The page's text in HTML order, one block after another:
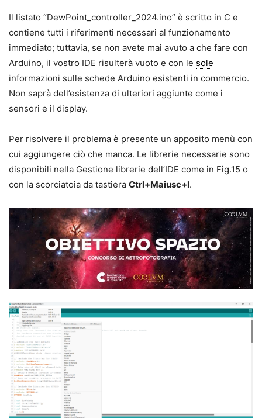
Il listato “DewPoint_controller_2024.ino” è scritto in C e
contiene tutti i riferimenti necessari al funzionamento
immediato; tuttavia, se non avete mai avuto a che fare con
Arduino, il vostro IDE risulterà vuoto e con le sole
informazioni sulle schede Arduino esistenti in commercio.
Non saprà dell’esistenza di ulteriori aggiunte come i
sensori e il display.
Per risolvere il problema è presente un apposito menù con
cui aggiungere ciò che manca. Le librerie necessarie sono
disponibili nella Gestione librerie dell’IDE come in Fig.15 o
con la scorciatoia da tastiera Ctrl+Maiusc+I.